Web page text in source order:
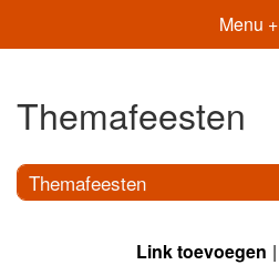
Menu +
Themafeesten
Themafeesten
Link toevoegen